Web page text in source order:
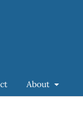
About